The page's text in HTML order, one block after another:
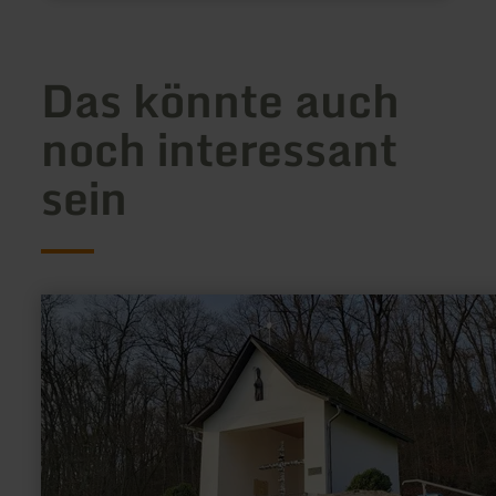
Das könnte auch
noch interessant
sein
mehr
erfahren
zu:
Nikolauskapelle
Neuerburg